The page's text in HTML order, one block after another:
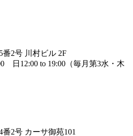
2号 川村ビル 2F
日12:00 to 19:00（毎月第3水・木
2号 カーサ御苑101